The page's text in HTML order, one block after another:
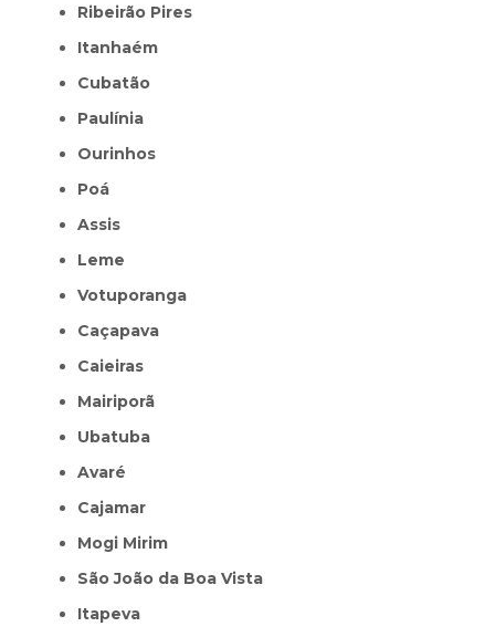
Ribeirão Pires
Itanhaém
Cubatão
Paulínia
Ourinhos
Poá
Assis
Leme
Votuporanga
Caçapava
Caieiras
Mairiporã
Ubatuba
Avaré
Cajamar
Mogi Mirim
São João da Boa Vista
Itapeva